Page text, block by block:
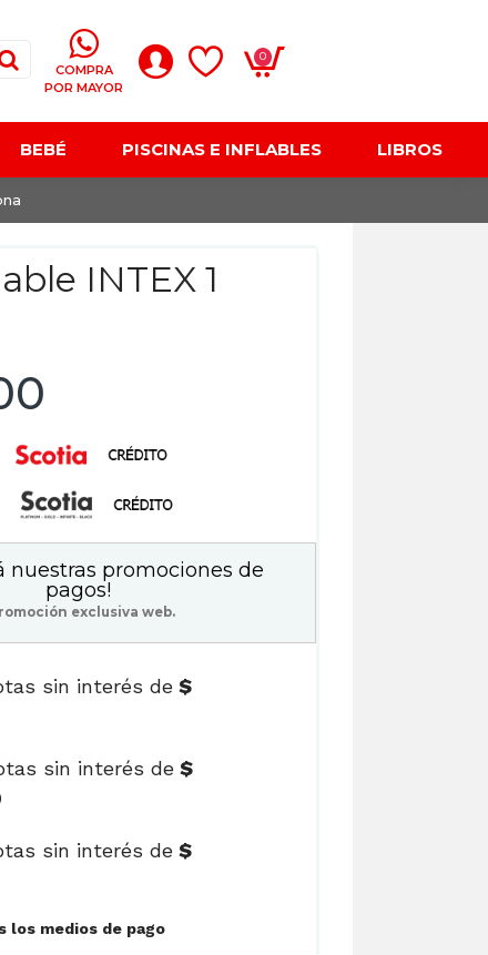
COMPRA
POR MAYOR
0
BEBÉ PISCINAS E INFLABLES LIBROS
INTEX 1
nuestras promociones de
pagos!
exclusiva web.
sin interés de $
sin interés de $
sin interés de $
Ver cuotas y todos los medios de pago